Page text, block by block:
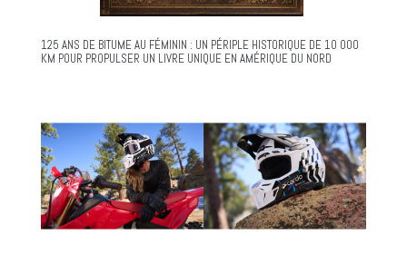
125 ANS DE BITUME AU FÉMININ : UN PÉRIPLE HISTORIQUE DE 10 000
KM POUR PROPULSER UN LIVRE UNIQUE EN AMÉRIQUE DU NORD